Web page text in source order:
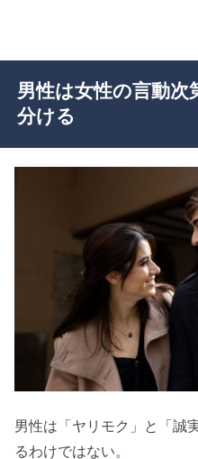
男性は女性の言動次
分ける
男性は「ヤリモク」と「誠
るわけではない。